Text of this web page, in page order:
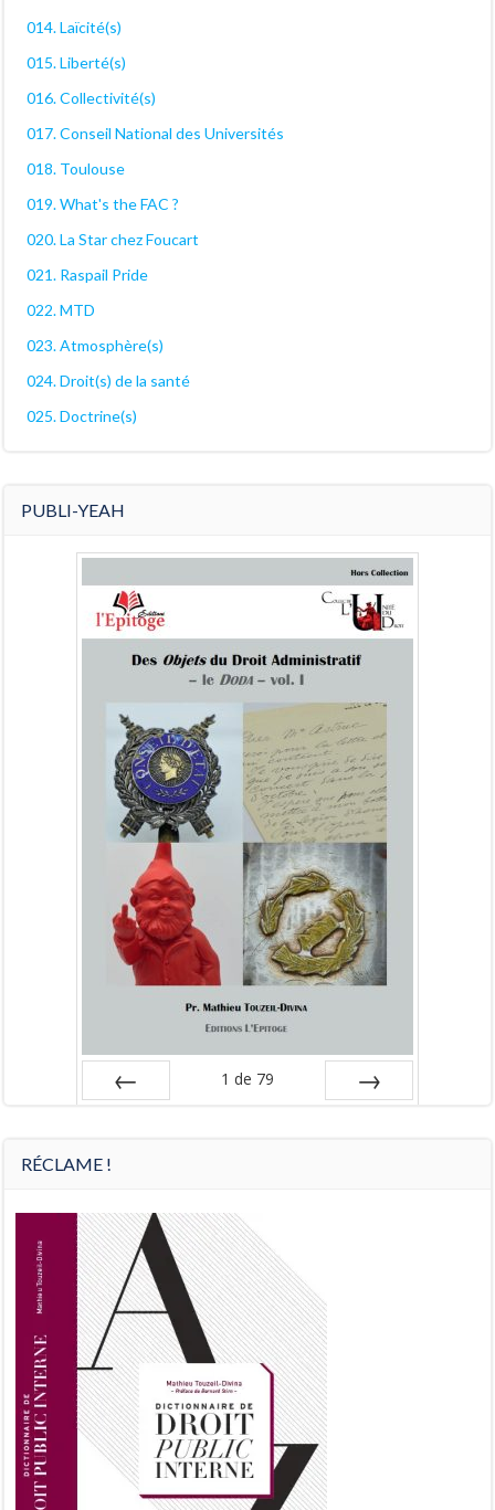
014. Laïcité(s)
015. Liberté(s)
016. Collectivité(s)
017. Conseil National des Universités
018. Toulouse
019. What's the FAC ?
020. La Star chez Foucart
021. Raspail Pride
022. MTD
023. Atmosphère(s)
024. Droit(s) de la santé
025. Doctrine(s)
PUBLI-YEAH
1 de 79
RÉCLAME !